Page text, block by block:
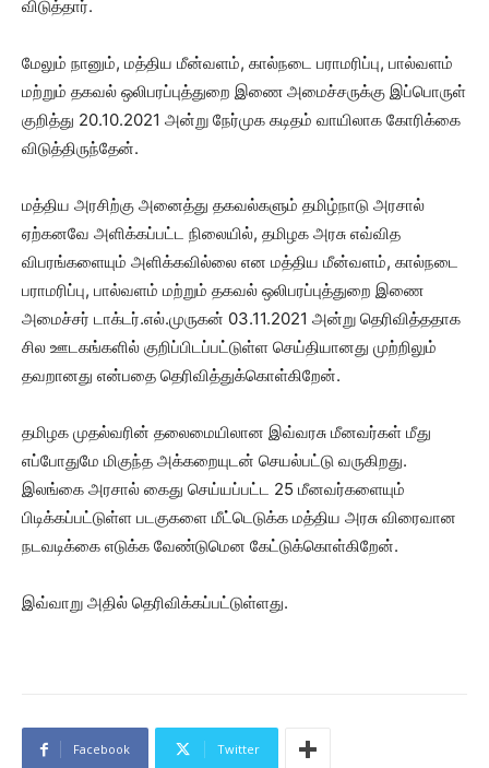
விடுத்தார்.
மேலும் நானும், மத்திய மீன்வளம், கால்நடை பராமரிப்பு, பால்வளம்
மற்றும் தகவல் ஒலிபரப்புத்துறை இணை அமைச்சருக்கு இப்பொருள்
குறித்து 20.10.2021 அன்று நேர்முக கடிதம் வாயிலாக கோரிக்கை
விடுத்திருந்தேன்.
மத்திய அரசிற்கு அனைத்து தகவல்களும் தமிழ்நாடு அரசால்
ஏற்கனவே அளிக்கப்பட்ட நிலையில், தமிழக அரசு எவ்வித
விபரங்களையும் அளிக்கவில்லை என மத்திய மீன்வளம், கால்நடை
பராமரிப்பு, பால்வளம் மற்றும் தகவல் ஒலிபரப்புத்துறை இணை
அமைச்சர் டாக்டர்.எல்.முருகன் 03.11.2021 அன்று தெரிவித்ததாக
சில ஊடகங்களில் குறிப்பிடப்பட்டுள்ள செய்தியானது முற்றிலும்
தவறானது என்பதை தெரிவித்துக்கொள்கிறேன்.
தமிழக முதல்வரின் தலைமையிலான இவ்வரசு மீனவர்கள் மீது
எப்போதுமே மிகுந்த அக்கறையுடன் செயல்பட்டு வருகிறது.
இலங்கை அரசால் கைது செய்யப்பட்ட 25 மீனவர்களையும்
பிடிக்கப்பட்டுள்ள படகுகளை மீட்டெடுக்க மத்திய அரசு விரைவான
நடவடிக்கை எடுக்க வேண்டுமென கேட்டுக்கொள்கிறேன்.
இவ்வாறு அதில் தெரிவிக்கப்பட்டுள்ளது.
Facebook Twitter